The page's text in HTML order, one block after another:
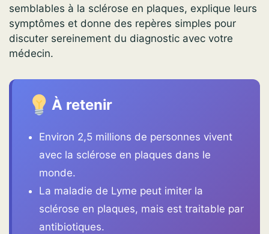
semblables à la sclérose en plaques, explique leurs
symptômes et donne des repères simples pour
discuter sereinement du diagnostic avec votre
médecin.
À retenir
Environ 2,5 millions de personnes vivent
avec la sclérose en plaques dans le
monde.
La maladie de Lyme peut imiter la
sclérose en plaques, mais est traitable par
antibiotiques.